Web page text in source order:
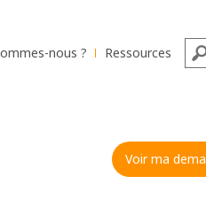
nous ? Ressources
Voir ma